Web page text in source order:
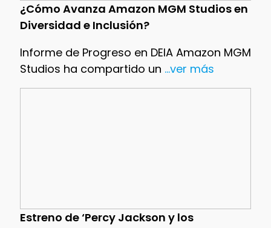
¿Cómo Avanza Amazon MGM Studios en
Diversidad e Inclusión?
Informe de Progreso en DEIA Amazon MGM
Studios ha compartido un ...ver más
Estreno de ‘Percy Jackson y los